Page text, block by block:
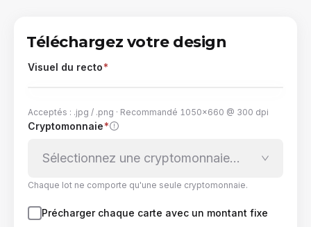
Téléchargez votre design
Visuel du recto*
parcourir
Acceptés : .jpg / .png · Recommandé 1050×660 @ 300 dpi
Cryptomonnaie*
Sélectionnez une cryptomonnaie…
Chaque lot ne comporte qu'une seule cryptomonnaie.
Précharger chaque carte avec un montant fixe